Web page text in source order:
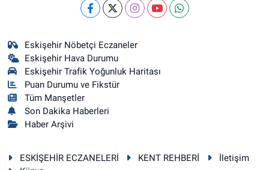
Eskişehir Nöbetçi Eczaneler
Eskişehir Hava Durumu
Eskişehir Trafik Yoğunluk Haritası
Puan Durumu ve Fikstür
Tüm Manşetler
Son Dakika Haberleri
Haber Arşivi
ESKİŞEHİR ECZANELERİ KENT REHBERİ
İletişim